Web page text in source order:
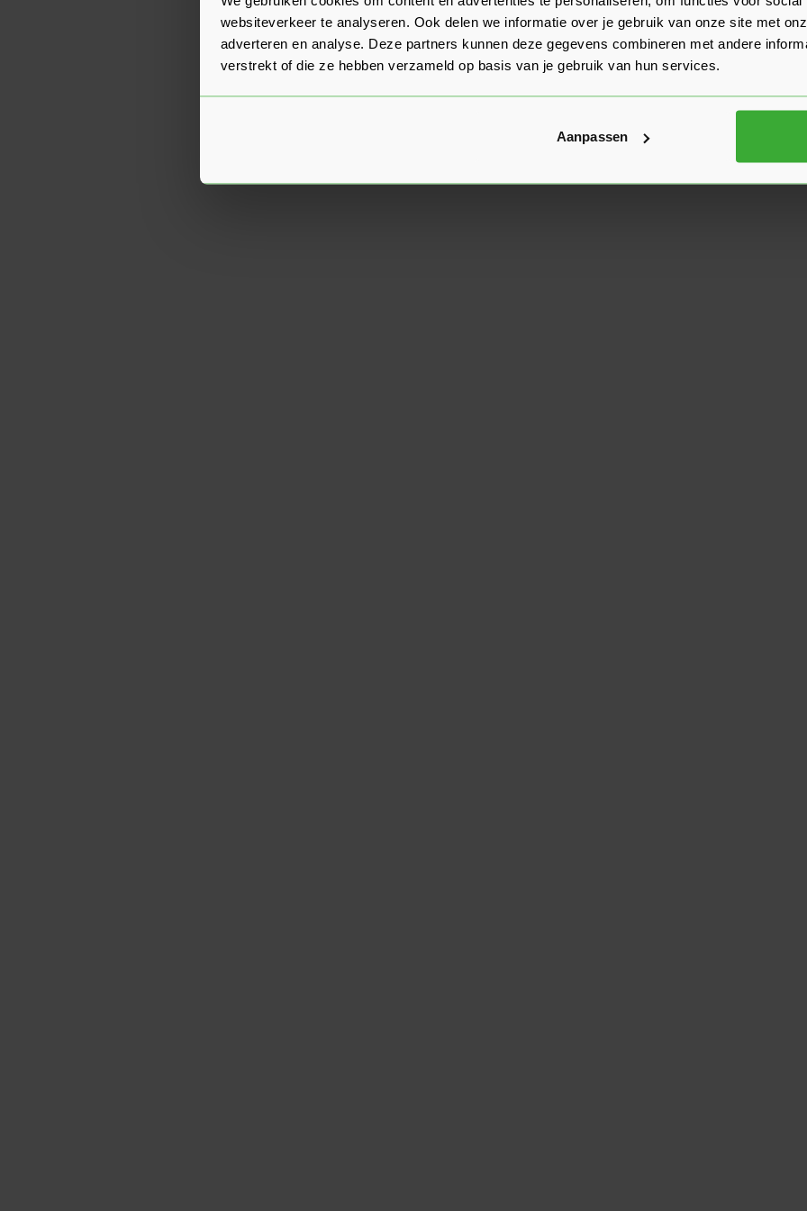
websiteverkeer te analyseren. Ook delen we informatie over je gebruik van onze site met
adverteren en analyse. Deze partners kunnen deze gegevens combineren met andere
verstrekt of die ze hebben verzameld op basis van je gebruik van hun services.
Aanpassen